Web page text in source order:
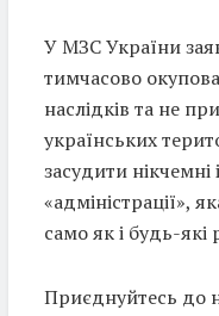
У МЗС України
тимчасово
наслідків та не
українських
засудити нікчемні
«адміністрації»,
само як і будь-
Приєднуйтесь до